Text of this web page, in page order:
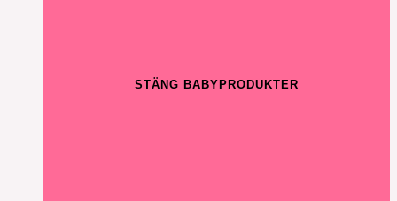
STÄNG BABYPRODUKTER